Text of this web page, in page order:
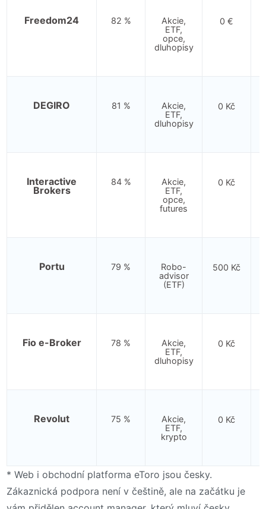
Freedom24 82 %
Akcie,
ETF,
opce,
dluhopisy
0 €
DEGIRO 81 %
Akcie,
ETF,
dluhopisy
0 Kč
Interactive
Brokers
84 %
Akcie,
ETF,
opce,
futures
0 Kč
Portu 79 %
Robo-
advisor
(ETF)
500 Kč
Fio e-Broker 78 %
Akcie,
ETF,
dluhopisy
0 Kč
Revolut 75 %
Akcie,
ETF,
krypto
0 Kč
* Web i obchodní platforma eToro jsou česky.
Zákaznická podpora není v češtině, ale na začátku je